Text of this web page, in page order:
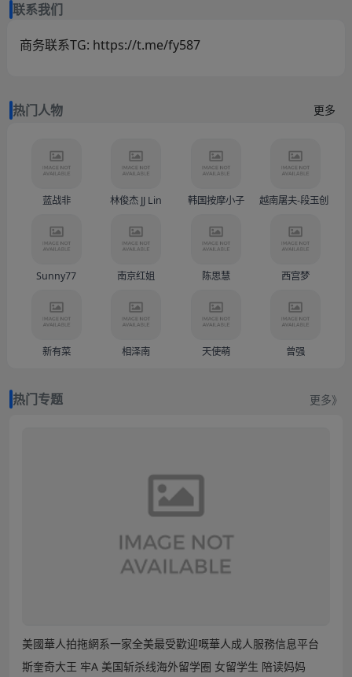
联系我们
商务联系TG: https://t.me/fy587
热门人物 更多
蓝战非 林俊杰 JJ Lin 韩国按摩小子 越南屠夫-段玉创（
Sunny77 南京红姐 陈思慧 西宫梦
新有菜 相泽南 天使萌 曾强
热门专题 更多》
美國華人拍拖網系一家全美最受歡迎嘅華人成人服務信息平台
斯奎奇大王 牢A 美国斩杀线海外留学圈 女留学生 陪读妈妈